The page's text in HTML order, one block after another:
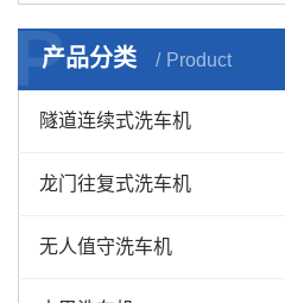
产品分类 Product
P
隧道连续式洗车机
龙门往复式洗车机
无人值守洗车机